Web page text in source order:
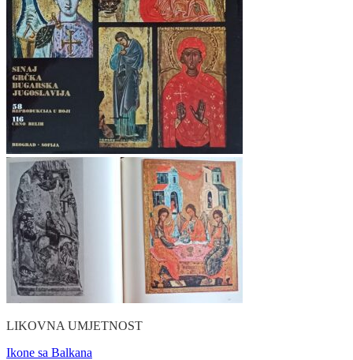
LIKOVNA UMJETNOST
Ikone sa Balkana